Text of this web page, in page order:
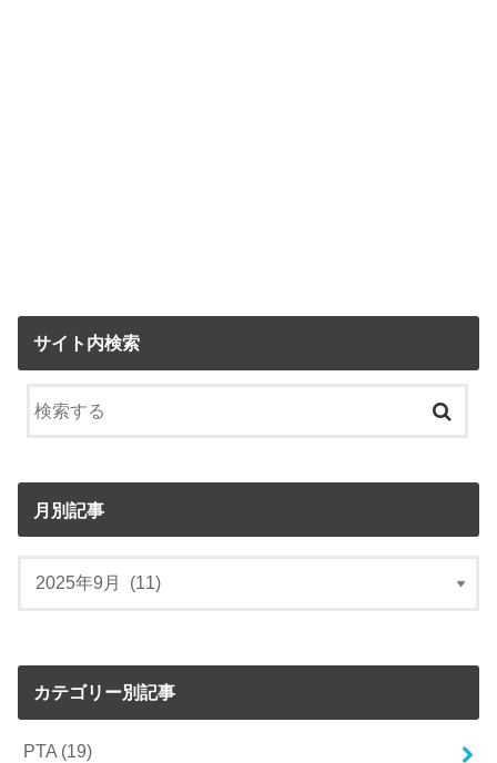
サイト内検索
月別記事
カテゴリー別記事
PTA (19)